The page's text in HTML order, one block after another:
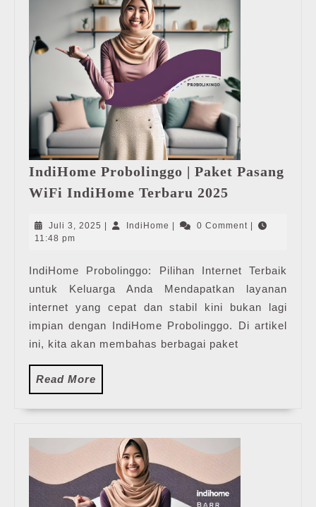
IndiHome Probolinggo | Paket Pasang
WiFi IndiHome Terbaru 2025
|
WiFi
IndiHome
Terbaru
2025
Juli 3, 2025 Juli
IndiHome IndiHome0 Comment
11:48 pm
IndiHome Probolinggo: Pilihan Internet Terbaik
untuk Keluarga Anda Mendapatkan layanan
internet yang cepat dan stabil kini bukan lagi
impian dengan IndiHome Probolinggo. Di artikel
ini, kita akan membahas berbagai paket
Read More
More